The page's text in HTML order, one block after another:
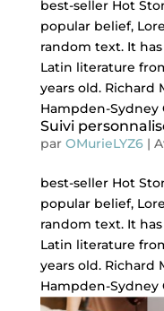
best-seller Hot
popular belief,
random text. It
Latin literature
years old. Richard
Hampden-Sydney
Suivi
par OMurieLYZ6|
best-seller Hot
popular belief,
random text. It
Latin literature
years old. Richard
Hampden-Sydney